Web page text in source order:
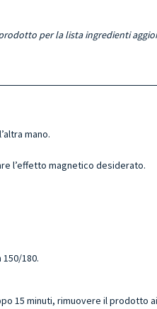
per la lista ingredienti
mano.
l’effetto magnetico desiderato.
180.
15 minuti, rimuovere il prodotto